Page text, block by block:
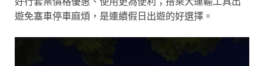
遊免塞車停車麻煩，是連續假日出遊的好選擇。